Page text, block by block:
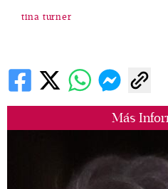
Más
tina turner